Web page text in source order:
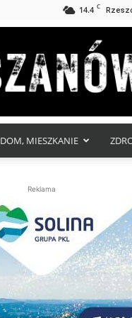
14.4 C
DOM, MIESZKANIE
Reklama